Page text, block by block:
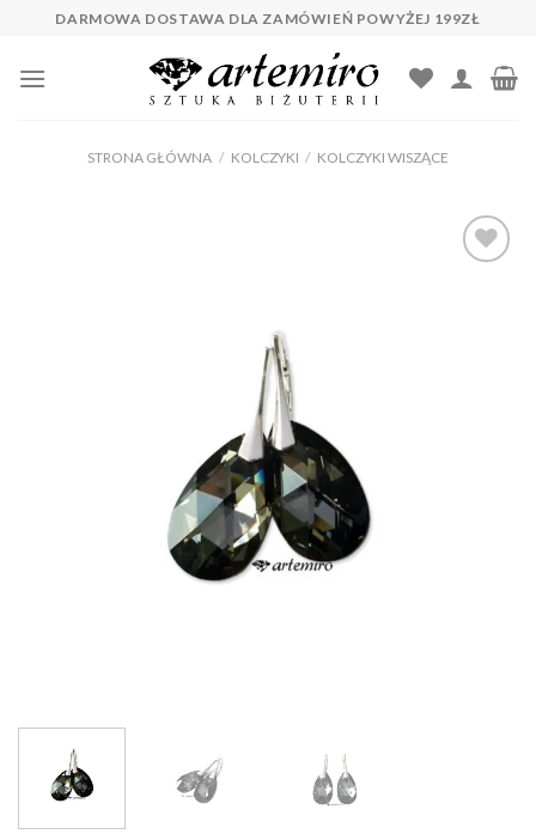
content
DARMOWA DOSTAWA DLA ZAMÓWIEŃ POWYŻEJ 199ZŁ
STRONA GŁÓWNA / KOLCZYKI / KOLCZYKI WISZĄCE